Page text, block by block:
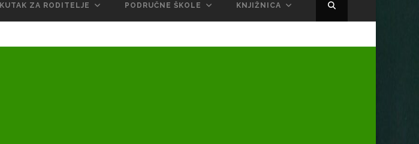
KUTAK ZA RODITELJE PODRUČNE ŠKOLE KNJIŽNICA